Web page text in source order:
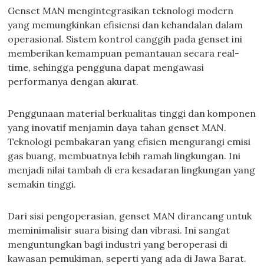
Genset MAN mengintegrasikan teknologi modern
yang memungkinkan efisiensi dan kehandalan dalam
operasional. Sistem kontrol canggih pada genset ini
memberikan kemampuan pemantauan secara real-
time, sehingga pengguna dapat mengawasi
performanya dengan akurat.
Penggunaan material berkualitas tinggi dan komponen
yang inovatif menjamin daya tahan genset MAN.
Teknologi pembakaran yang efisien mengurangi emisi
gas buang, membuatnya lebih ramah lingkungan. Ini
menjadi nilai tambah di era kesadaran lingkungan yang
semakin tinggi.
Dari sisi pengoperasian, genset MAN dirancang untuk
meminimalisir suara bising dan vibrasi. Ini sangat
menguntungkan bagi industri yang beroperasi di
kawasan pemukiman, seperti yang ada di Jawa Barat.